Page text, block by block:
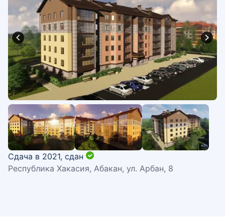
Сдача в 2021, сдан
Республика Хакасия, Абакан, ул. Арбан, 8